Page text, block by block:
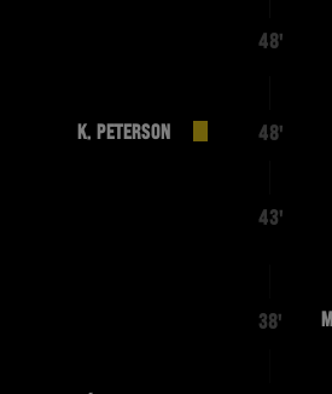
48'
K. PETERSON 48'
43'
38'